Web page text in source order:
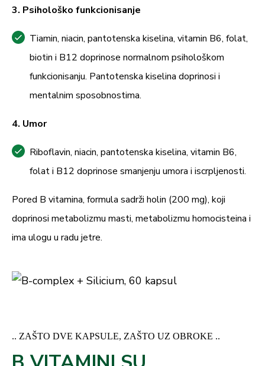
3. Psihološko funkcionisanje
Tiamin, niacin, pantotenska kiselina, vitamin B6, folat,
biotin i B12 doprinose normalnom psihološkom
funkcionisanju. Pantotenska kiselina doprinosi i
mentalnim sposobnostima.
4. Umor
Riboflavin, niacin, pantotenska kiselina, vitamin B6,
folat i B12 doprinose smanjenju umora i iscrpljenosti.
Pored B vitamina, formula sadrži holin (200 mg), koji
doprinosi metabolizmu masti, metabolizmu homocisteina i
ima ulogu u radu jetre.
.. ZAŠTO DVE KAPSULE, ZAŠTO UZ OBROKE ..